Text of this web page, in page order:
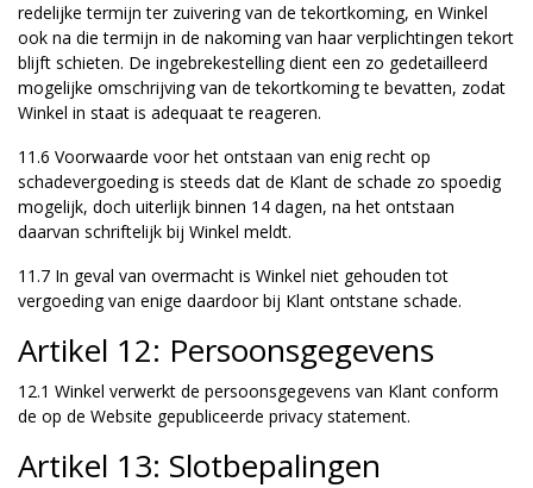
redelijke termijn ter zuivering van de tekortkoming, en Winkel
ook na die termijn in de nakoming van haar verplichtingen tekort
blijft schieten. De ingebrekestelling dient een zo gedetailleerd
mogelijke omschrijving van de tekortkoming te bevatten, zodat
Winkel in staat is adequaat te reageren.
11.6 Voorwaarde voor het ontstaan van enig recht op
schadevergoeding is steeds dat de Klant de schade zo spoedig
mogelijk, doch uiterlijk binnen 14 dagen, na het ontstaan
daarvan schriftelijk bij Winkel meldt.
11.7 In geval van overmacht is Winkel niet gehouden tot
vergoeding van enige daardoor bij Klant ontstane schade.
Artikel 12: Persoonsgegevens
12.1 Winkel verwerkt de persoonsgegevens van Klant conform
de op de Website gepubliceerde privacy statement.
Artikel 13: Slotbepalingen